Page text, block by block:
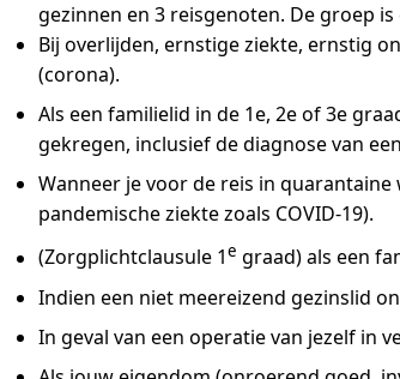
gezinnen en 3 reisgenoten. De groep
Bij overlijden, ernstige ziekte, ernstig
(corona).
Als een familielid in de 1e, 2e of 3e
gekregen, inclusief de diagnose van
Wanneer je voor de reis in
pandemische ziekte zoals COVID-19).
(Zorgplichtclausule 1e graad) als een
Indien een niet meereizend gezinslid
In geval van een operatie van jezelf in